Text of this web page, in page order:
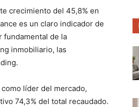
p
a
r
t
i
e
crecimiento del 45,8% en
es un claro indicador de
fundamental de la
inmobiliario, las
líder del mercado,
74,3% del total recaudado.